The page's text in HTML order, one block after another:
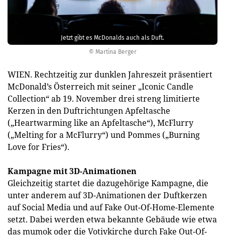
© Martina Berger
Jetzt gibt es McDonalds auch als Duft.
WIEN. Rechtzeitig zur dunklen Jahreszeit präsentiert
McDonald’s Österreich mit seiner „Iconic Candle
Collection“ ab 19. November drei streng limitierte
Kerzen in den Duftrichtungen Apfeltasche
(„Heartwarming like an Apfeltasche“), McFlurry
(„Melting for a McFlurry“) und Pommes („Burning
Love for Fries“).
Kampagne mit 3D-Animationen
Gleichzeitig startet die dazugehörige Kampagne, die
unter anderem auf 3D-Animationen der Duftkerzen
auf Social Media und auf Fake Out-Of-Home-Elemente
setzt. Dabei werden etwa bekannte Gebäude wie etwa
das mumok oder die Votivkirche durch Fake Out-Of-